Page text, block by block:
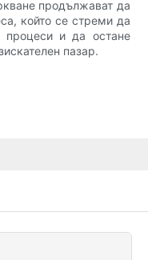
продължават да
който се стреми да
процеси и да остане
пазар.